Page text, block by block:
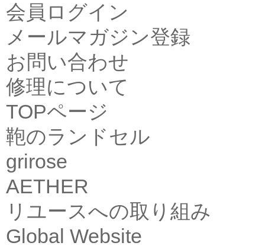
会員ログイン
メールマガジン登録
お問い合わせ
修理について
TOPページ
鞄のランドセル
grirose
AETHER
リユースへの取り組み
Global Website